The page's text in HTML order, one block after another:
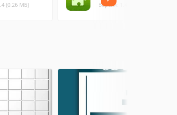
(0.26 МБ) Версия: 1.4.2 (0.27 МБ)